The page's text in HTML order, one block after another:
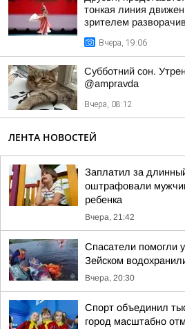
тонкая линия
зрителем
Вчера, 19:06
Субботний сон.
@ampravda
Вчера, 08:12
ЛЕНТА НОВОСТЕЙ
Заплатил за
оштрафовали
ребенка
Вчера, 21:42
Спасатели помогли
Зейском
Вчера, 20:30
Спорт объединил
город масштабно